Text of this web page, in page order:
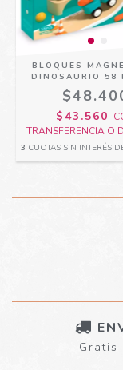
BLOQUES
DINOSAURIO 58
$43.560
TRANSFERENCIA O
3 CUOTAS SIN INTERÉS
Gratis